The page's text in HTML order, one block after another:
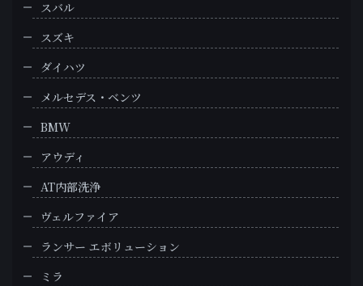
スバル
スズキ
ダイハツ
メルセデス・ベンツ
BMW
アウディ
AT内部洗浄
ヴェルファイア
ランサー エボリューション
ミラ